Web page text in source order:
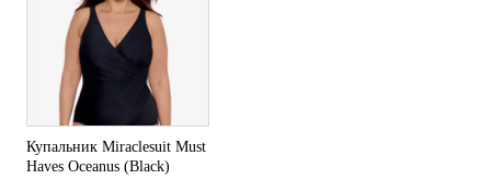
Купальник Miraclesuit Must
Haves Oceanus (Black)